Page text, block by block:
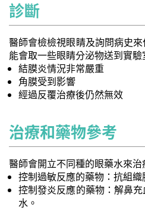
診斷
醫師會檢檢視眼睛及詢問病史
能會取一些眼睛分泌物送到實驗
結膜炎情況非常嚴重
角膜受到影響
經過反覆治療後仍然無效
治療和藥物參考
醫師會開立不同種的眼藥水來治
控制過敏反應的藥物：抗組織
控制發炎反應的藥物：解鼻
水。